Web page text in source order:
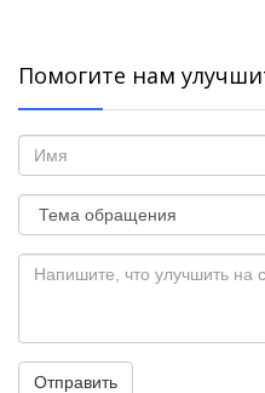
Помогите нам
Отправить